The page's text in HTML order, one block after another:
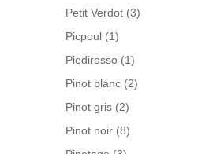
Petit Verdot (3)
Picpoul (1)
Piedirosso (1)
Pinot blanc (2)
Pinot gris (2)
Pinot noir (8)